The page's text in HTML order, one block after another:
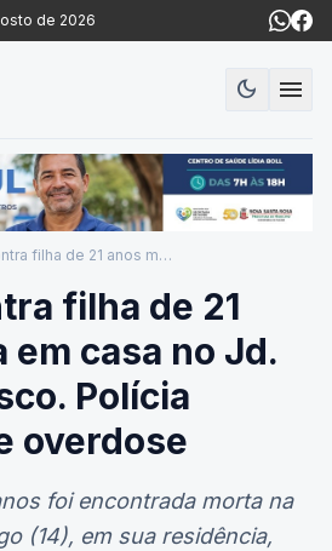
de 2026
dark_modeModo
menu
Mãe encontra filha de 21 anos morta em casa no Jd. São Francisco. Polícia suspeita de overdose
filha de 21
em casa no Jd.
Polícia
overdose
foi encontrada morta na
(14), em sua residência,